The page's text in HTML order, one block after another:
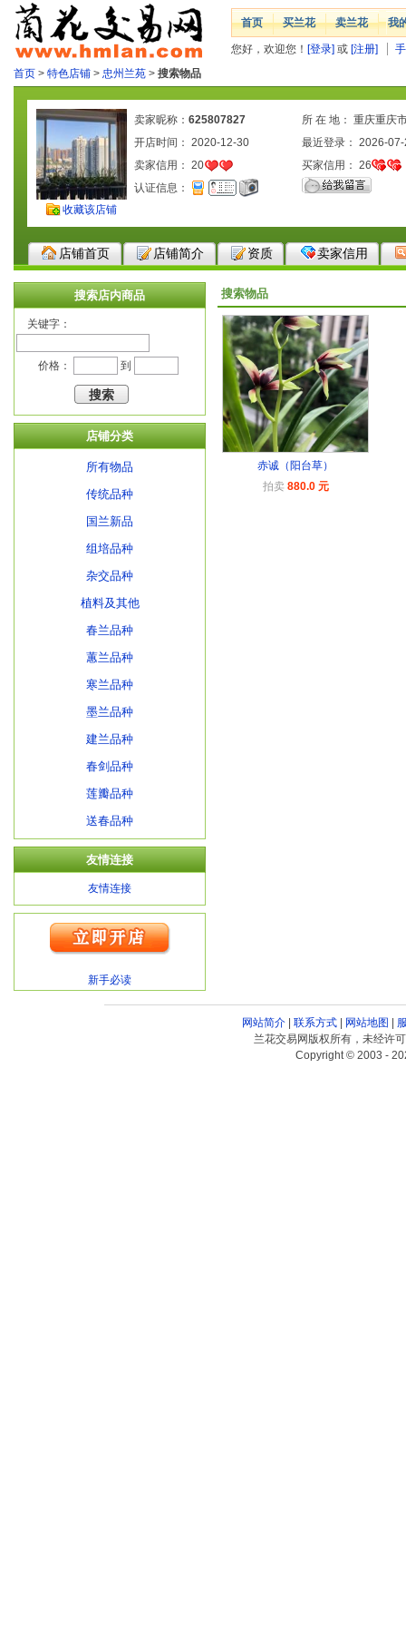
首页 买兰花 卖兰花 我
您好，欢迎您！ [登录] 或 [注册]
首页 > 特色店铺 > 忠州兰苑 > 搜索物品
收藏该店铺
卖家昵称： 625807827
所 在 地： 重庆重庆
开店时间： 2020-12-30
最近登录： 2026-
卖家信用： 20 买家信用： 26
认证信息：
店铺首页 店铺简介 资质 卖家信用
搜索店内商品
关键字：
价格： 到
店铺分类
所有物品
传统品种
国兰新品
组培品种
杂交品种
植料及其他
春兰品种
蕙兰品种
寒兰品种
墨兰品种
建兰品种
春剑品种
莲瓣品种
送春品种
友情连接
友情连接
新手必读
搜索物品
赤诚（阳台草）
拍卖 880.0 元
网站简介| 联系方式| 网站地图 |
兰花交易网版权所有，未经许
Copyright © 2003 -